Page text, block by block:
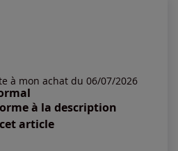
à mon achat du 06/07/2026
à la description
article